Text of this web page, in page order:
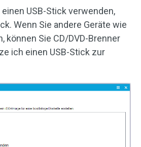
USB-Stick verwenden,
Wenn Sie andere Geräte wie
können Sie CD/DVD-Brenner
ich einen USB-Stick zur